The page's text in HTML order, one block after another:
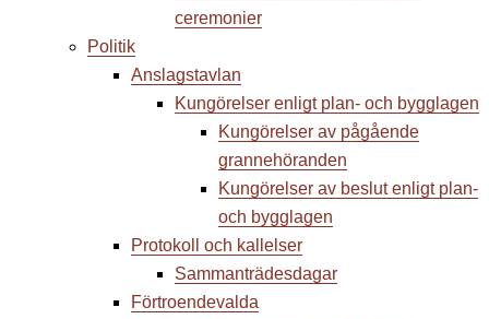
ceremonier
Politik
Anslagstavlan
Kungörelser enligt plan- och bygglagen
Kungörelser av pågående
grannehöranden
Kungörelser av beslut enligt plan-
och bygglagen
Protokoll och kallelser
Sammanträdesdagar
Förtroendevalda